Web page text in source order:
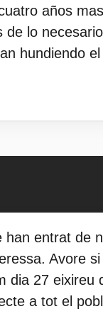
años
de lo
hundiendo
entrat de
Avore
27
a tot el